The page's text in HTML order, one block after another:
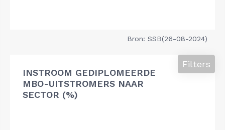
Bron: SSB(26-08-2024)
INSTROOM GEDIPLOMEERDE
MBO-UITSTROMERS NAAR
SECTOR (%)
Filters